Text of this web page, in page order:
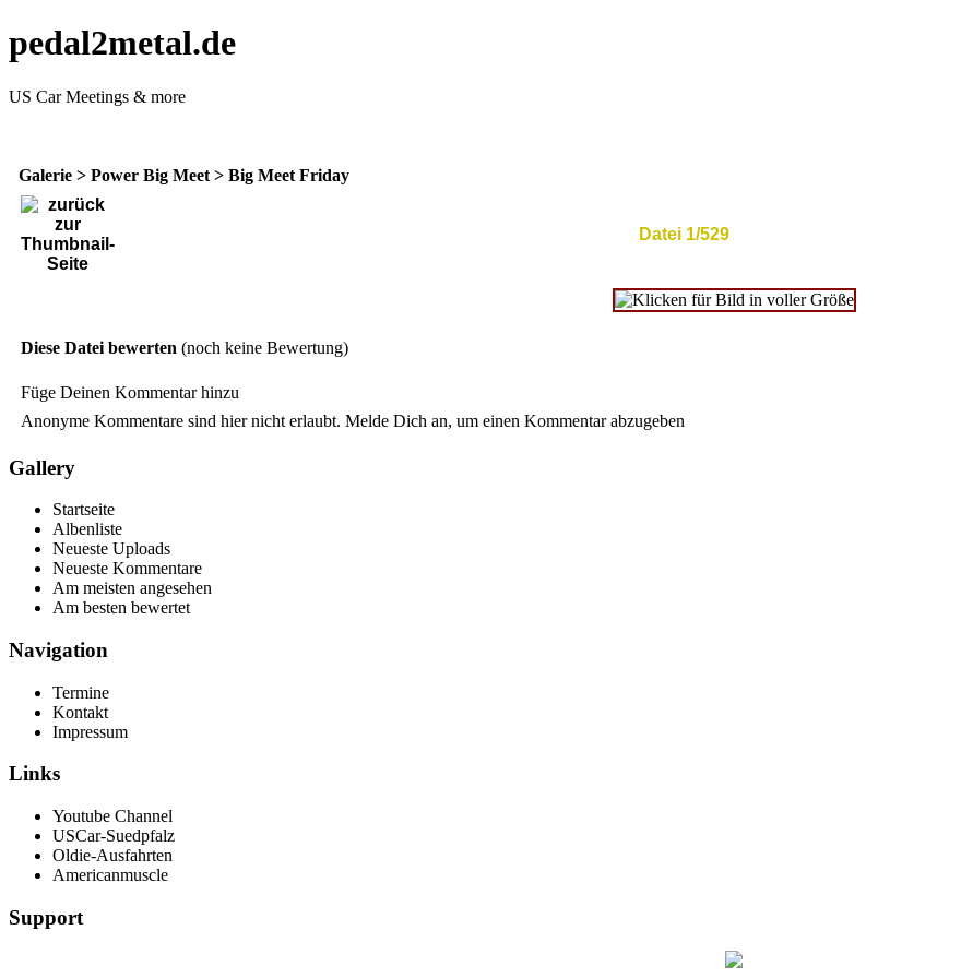
pedal2metal.de
US Car Meetings & more
Galerie > Power Big Meet > Big Meet Friday
Datei 1/529
Diese Datei bewerten (noch keine Bewertung)
Füge Deinen Kommentar hinzu
Anonyme Kommentare sind hier nicht erlaubt. Melde Dich an, um einen Kommentar abzugeben
Gallery
Startseite
Albenliste
Neueste Uploads
Neueste Kommentare
Am meisten angesehen
Am besten bewertet
Navigation
Termine
Kontakt
Impressum
Links
Youtube Channel
USCar-Suedpfalz
Oldie-Ausfahrten
Americanmuscle
Support